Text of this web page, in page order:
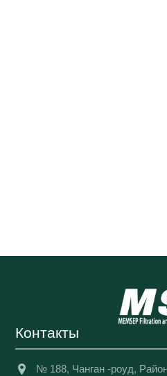
Контакты
№ 188, Чанган -роуд,